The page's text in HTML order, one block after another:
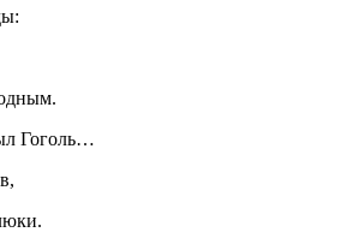
Гоголь…